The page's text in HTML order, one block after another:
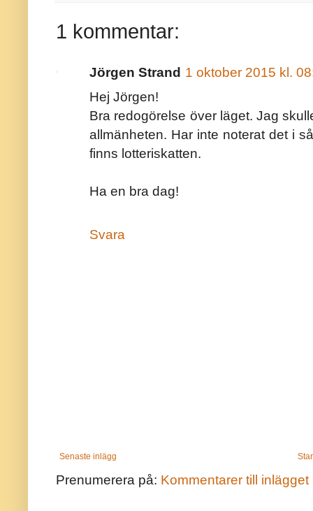
1 kommentar:
Jörgen Strand 1 oktober 2015 kl.
Hej Jörgen!
Bra redogörelse över läget. Jag
allmänheten. Har inte noterat det i
finns lotteriskatten.
Ha en bra dag!
Svara
Senaste inlägg
Prenumerera på: Kommentarer till inlägget